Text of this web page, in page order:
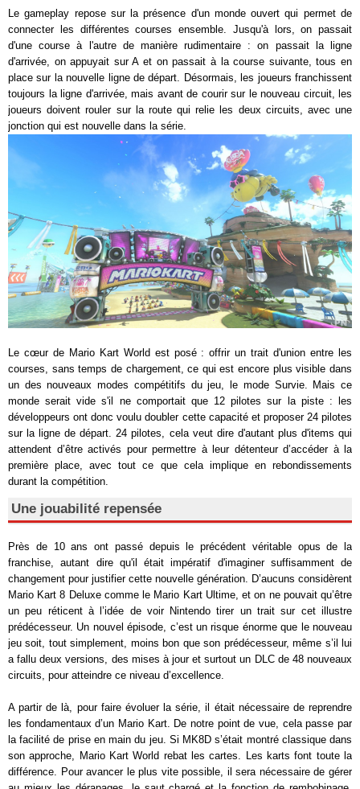
Le gameplay repose sur la présence d'un monde ouvert qui permet de
connecter les différentes courses ensemble. Jusqu'à lors, on passait
d'une course à l'autre de manière rudimentaire : on passait la ligne
d'arrivée, on appuyait sur A et on passait à la course suivante, tous en
place sur la nouvelle ligne de départ. Désormais, les joueurs franchissent
toujours la ligne d'arrivée, mais avant de courir sur le nouveau circuit, les
joueurs doivent rouler sur la route qui relie les deux circuits, avec une
jonction qui est nouvelle dans la série.
Le cœur de Mario Kart World est posé : offrir un trait d'union entre les
courses, sans temps de chargement, ce qui est encore plus visible dans
un des nouveaux modes compétitifs du jeu, le mode Survie. Mais ce
monde serait vide s'il ne comportait que 12 pilotes sur la piste : les
développeurs ont donc voulu doubler cette capacité et proposer 24 pilotes
sur la ligne de départ. 24 pilotes, cela veut dire d'autant plus d'items qui
attendent d’être activés pour permettre à leur détenteur d’accéder à la
première place, avec tout ce que cela implique en rebondissements
durant la compétition.
Une jouabilité repensée
Près de 10 ans ont passé depuis le précédent véritable opus de la
franchise, autant dire qu'il était impératif d'imaginer suffisamment de
changement pour justifier cette nouvelle génération. D’aucuns considèrent
Mario Kart 8 Deluxe comme le Mario Kart Ultime, et on ne pouvait qu’être
un peu réticent à l’idée de voir Nintendo tirer un trait sur cet illustre
prédécesseur. Un nouvel épisode, c’est un risque énorme que le nouveau
jeu soit, tout simplement, moins bon que son prédécesseur, même s’il lui
a fallu deux versions, des mises à jour et surtout un DLC de 48 nouveaux
circuits, pour atteindre ce niveau d’excellence.
A partir de là, pour faire évoluer la série, il était nécessaire de reprendre
les fondamentaux d’un Mario Kart. De notre point de vue, cela passe par
la facilité de prise en main du jeu. Si MK8D s’était montré classique dans
son approche, Mario Kart World rebat les cartes. Les karts font toute la
différence. Pour avancer le plus vite possible, il sera nécessaire de gérer